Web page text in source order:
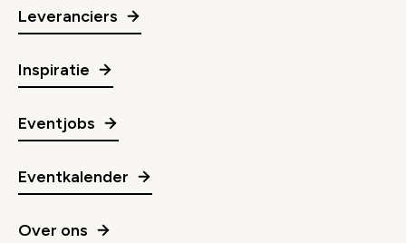
Leveranciers
Inspiratie
Eventjobs
Eventkalender
Over ons